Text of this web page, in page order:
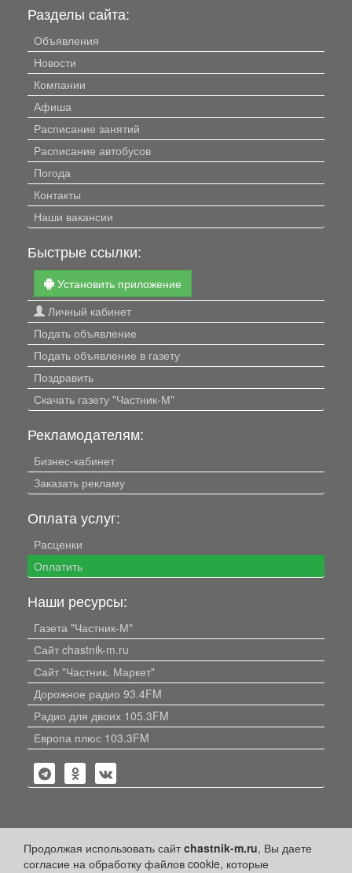
Продолжая использовать сайтchastnik-m.ru, Вы даете
согласие на обработку файлов cookie, которые
Разделы сайта:
Объявления
Новости
Компании
Афиша
Расписание занятий
Расписание автобусов
Погода
Контакты
Наши вакансии
Быстрые ссылки:
Установить приложение
Личный кабинет
Подать объявление
Подать объявление в газету
Поздравить
Скачать газету "Частник-М"
Рекламодателям:
Бизнес-кабинет
Заказать рекламу
Оплата услуг:
Расценки
Оплатить
Наши ресурсы:
Газета "Частник-М"
Сайт chastnik-m.ru
Сайт "Частник. Маркет"
Дорожное радио 93.4FM
Радио для двоих 105.3FM
Европа плюс 103.3FM
Политика конфиденциальности
Публикации с пометкой «Реклама», «На правах рекламы»,